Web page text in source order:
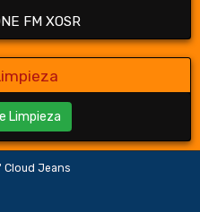
FM XOSR
Limpieza
Cloud Jeans